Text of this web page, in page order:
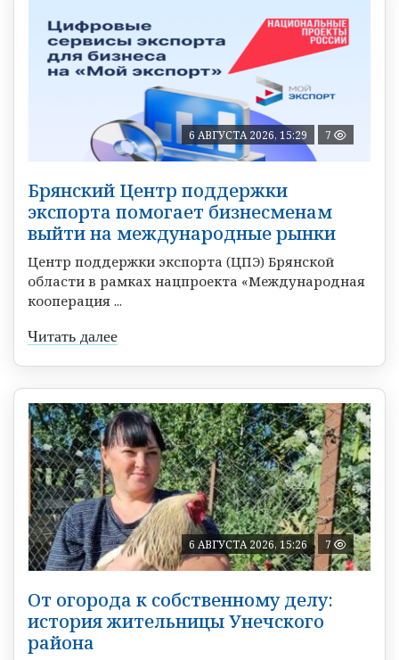
6 АВГУСТА 2026, 15:29 7
Брянский Центр поддержки
экспорта помогает бизнесменам
выйти на международные рынки
Центр поддержки экспорта (ЦПЭ) Брянской
области в рамках нацпроекта «Международная
кооперация ...
Читать далее
6 АВГУСТА 2026, 15:26 7
От огорода к собственному делу:
история жительницы Унечского
района